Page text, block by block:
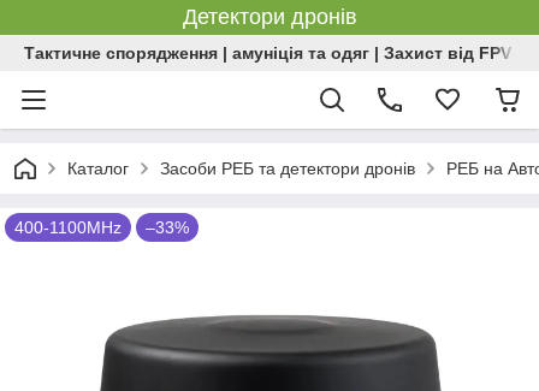
Детектори дронів
Тактичне спорядження | амуніція та одяг | Захист від FPV |
Каталог Засоби РЕБ та детектори дронів РЕБ на
400-1100MHz –33%